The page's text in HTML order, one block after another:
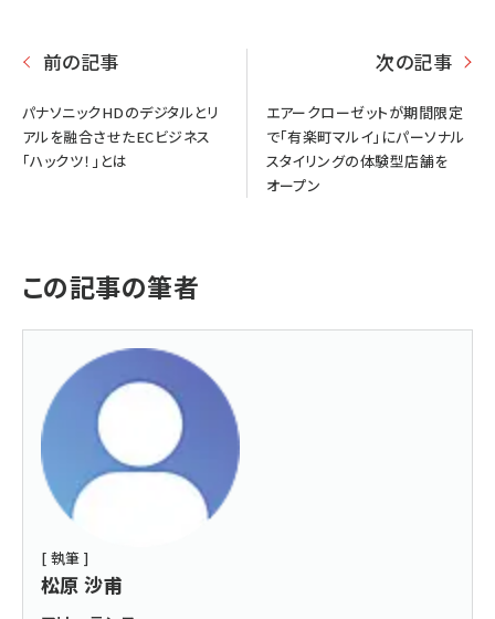
前の記事
パナソニックHDのデジタルとリ
アルを融合させたECビジネス
「ハックツ！」とは
次の記事
エアークローゼットが期間限定
で「有楽町マルイ」にパーソナル
スタイリングの体験型店舗を
オープン
この記事の筆者
[ 執筆 ]
松原 沙甫